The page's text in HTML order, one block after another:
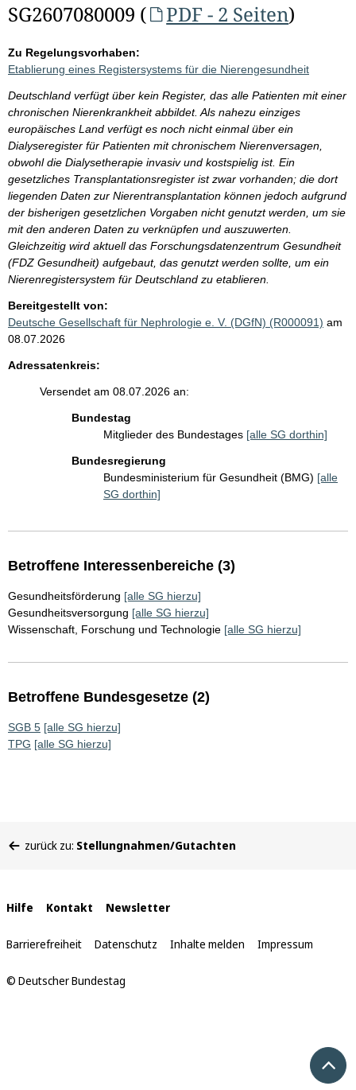
SG2607080009 (
PDF - 2 Seiten)
Zu Regelungsvorhaben:
Etablierung eines Registersystems für die Nierengesundheit
Deutschland verfügt über kein Register, das alle Patienten mit einer
chronischen Nierenkrankheit abbildet. Als nahezu einziges
europäisches Land verfügt es noch nicht einmal über ein
Dialyseregister für Patienten mit chronischem Nierenversagen,
obwohl die Dialysetherapie invasiv und kostspielig ist. Ein
gesetzliches Transplantationsregister ist zwar vorhanden; die dort
liegenden Daten zur Nierentransplantation können jedoch aufgrund
der bisherigen gesetzlichen Vorgaben nicht genutzt werden, um sie
mit den anderen Daten zu verknüpfen und auszuwerten.
Gleichzeitig wird aktuell das Forschungsdatenzentrum Gesundheit
(FDZ Gesundheit) aufgebaut, das genutzt werden sollte, um ein
Nierenregistersystem für Deutschland zu etablieren.
Bereitgestellt von:
Deutsche Gesellschaft für Nephrologie e. V. (DGfN) (R000091) am
08.07.2026
Adressatenkreis:
Versendet am 08.07.2026 an:
Bundestag
Mitglieder des Bundestages [alle SG dorthin]
Bundesregierung
Bundesministerium für Gesundheit (BMG) [alle
SG dorthin]
Betroffene Interessenbereiche (3)
Gesundheitsförderung [alle SG hierzu]
Gesundheitsversorgung [alle SG hierzu]
Wissenschaft, Forschung und Technologie [alle SG hierzu]
Betroffene Bundesgesetze (2)
SGB 5 [alle SG hierzu]
TPG [alle SG hierzu]
befinden
zurück zu: Stellungnahmen/Gutachten
Interne
Links
Hilfe Kontakt Newsletter
Barrierefreiheit Datenschutz Inhalte melden Impressum
© Deutscher Bundestag